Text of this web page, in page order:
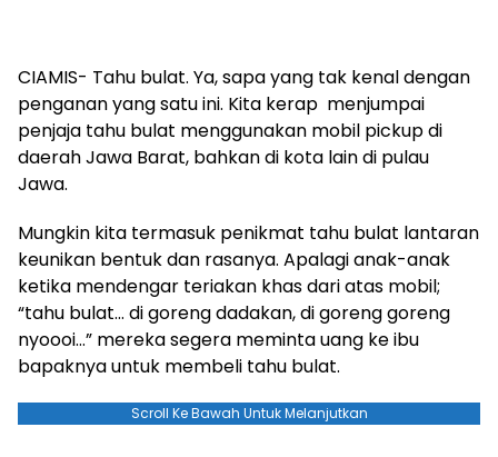
CIAMIS- Tahu bulat. Ya, sapa yang tak kenal dengan
penganan yang satu ini. Kita kerap menjumpai
penjaja tahu bulat menggunakan mobil pickup di
daerah Jawa Barat, bahkan di kota lain di pulau
Jawa.
Mungkin kita termasuk penikmat tahu bulat lantaran
keunikan bentuk dan rasanya. Apalagi anak-anak
ketika mendengar teriakan khas dari atas mobil;
“tahu bulat… di goreng dadakan, di goreng goreng
nyoooi…” mereka segera meminta uang ke ibu
bapaknya untuk membeli tahu bulat.
Scroll Ke Bawah Untuk Melanjutkan